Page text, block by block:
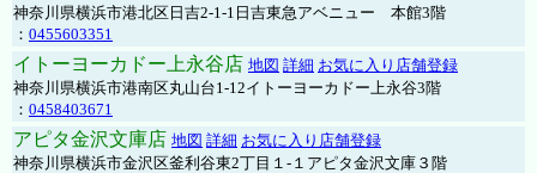
神奈川県横浜市港北区日吉2-1-1日吉東急アベニュー 本館3階
： 0455603351
イトーヨーカドー上永谷店 地図 詳細 お気に入り店舗登録
神奈川県横浜市港南区丸山台1-12イトーヨーカドー上永谷3階
： 0458403671
アピタ金沢文庫店 地図 詳細 お気に入り店舗登録
神奈川県横浜市金沢区釜利谷東2丁目１-１アピタ金沢文庫３階